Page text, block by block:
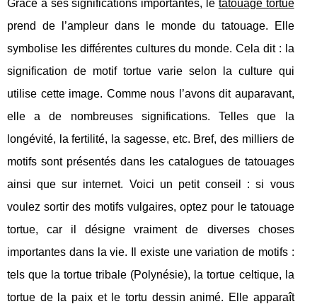
Grâce à ses significations importantes, le tatouage tortue
prend de l’ampleur dans le monde du tatouage. Elle
symbolise les différentes cultures du monde. Cela dit : la
signification de motif tortue varie selon la culture qui
utilise cette image. Comme nous l’avons dit auparavant,
elle a de nombreuses significations. Telles que la
longévité, la fertilité, la sagesse, etc. Bref, des milliers de
motifs sont présentés dans les catalogues de tatouages
ainsi que sur internet. Voici un petit conseil : si vous
voulez sortir des motifs vulgaires, optez pour le tatouage
tortue, car il désigne vraiment de diverses choses
importantes dans la vie. Il existe une variation de motifs :
tels que la tortue tribale (Polynésie), la tortue celtique, la
tortue de la paix et le tortu dessin animé. Elle apparaît